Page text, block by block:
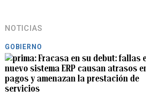
NOTICIAS
GOBIERNO
Fracasa en su debut: fallas
nuevo sistema ERP causan atrasos
pagos y amenazan la prestación de
servicios